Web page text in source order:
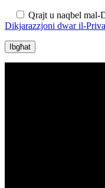
Qrajt u naqbel mal-
Dikjarazzjoni dwar il-